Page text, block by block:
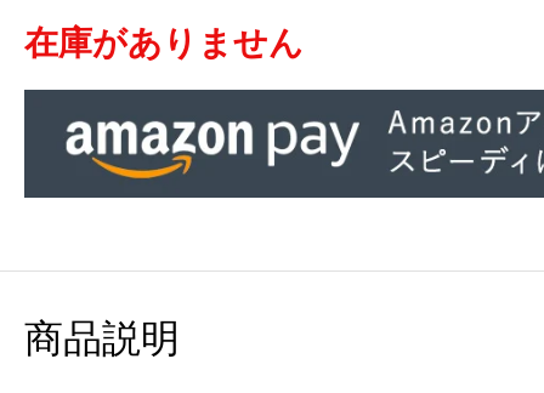
在庫がありません
商品説明